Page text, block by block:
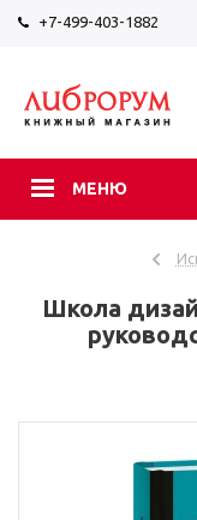
+7-499-403-1882
МЕНЮ
Школа